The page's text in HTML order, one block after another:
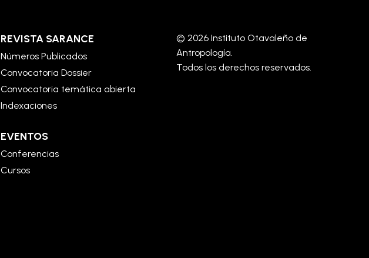
REVISTA SARANCE
Números Publicados
Convocatoria Dossier
Convocatoria temática abierta
Indexaciones
EVENTOS
Conferencias
Cursos
© 2026 Instituto Otavaleño de
Antropología.
Todos los derechos reservados.